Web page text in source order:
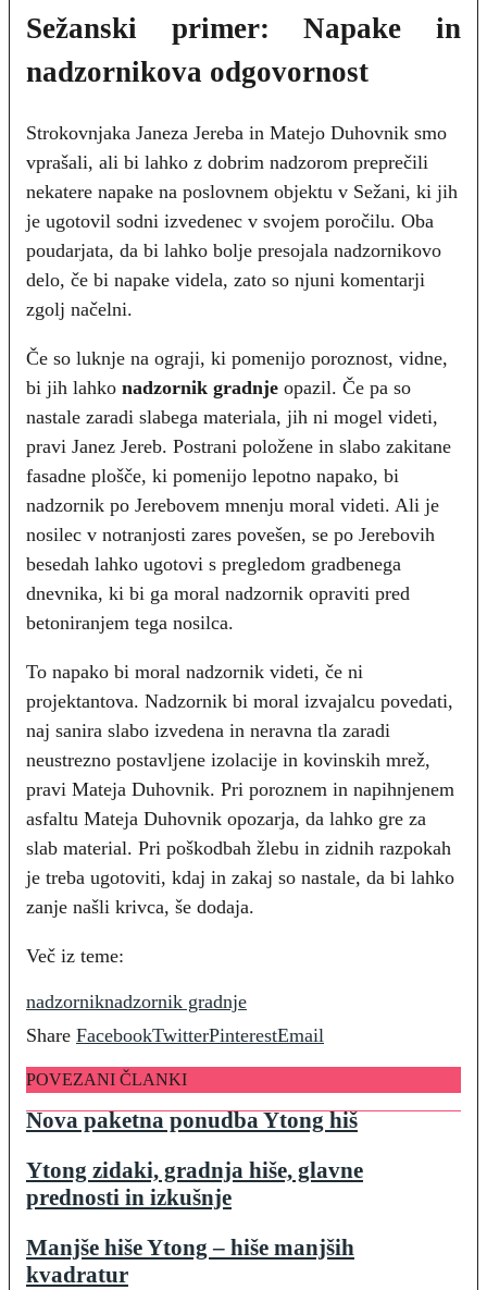
Sežanski primer: Napake in
nadzornikova odgovornost
Strokovnjaka Janeza Jereba in Matejo Duhovnik smo
vprašali, ali bi lahko z dobrim nadzorom preprečili
nekatere napake na poslovnem objektu v Sežani, ki jih
je ugotovil sodni izvedenec v svojem poročilu. Oba
poudarjata, da bi lahko bolje presojala nadzornikovo
delo, če bi napake videla, zato so njuni komentarji
zgolj načelni.
Če so luknje na ograji, ki pomenijo poroznost, vidne,
bi jih lahko nadzornik gradnje opazil. Če pa so
nastale zaradi slabega materiala, jih ni mogel videti,
pravi Janez Jereb. Postrani položene in slabo zakitane
fasadne plošče, ki pomenijo lepotno napako, bi
nadzornik po Jerebovem mnenju moral videti. Ali je
nosilec v notranjosti zares povešen, se po Jerebovih
besedah lahko ugotovi s pregledom gradbenega
dnevnika, ki bi ga moral nadzornik opraviti pred
betoniranjem tega nosilca.
To napako bi moral nadzornik videti, če ni
projektantova. Nadzornik bi moral izvajalcu povedati,
naj sanira slabo izvedena in neravna tla zaradi
neustrezno postavljene izolacije in kovinskih mrež,
pravi Mateja Duhovnik. Pri poroznem in napihnjenem
asfaltu Mateja Duhovnik opozarja, da lahko gre za
slab material. Pri poškodbah žlebu in zidnih razpokah
je treba ugotoviti, kdaj in zakaj so nastale, da bi lahko
zanje našli krivca, še dodaja.
Več iz teme:
nadzorniknadzornik gradnje
Share FacebookTwitterPinterestEmail
POVEZANI ČLANKI
Nova paketna ponudba Ytong hiš
Ytong zidaki, gradnja hiše, glavne
prednosti in izkušnje
Manjše hiše Ytong – hiše manjših
kvadratur